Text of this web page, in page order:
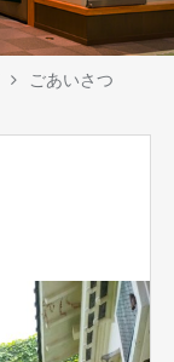
ごあいさつ